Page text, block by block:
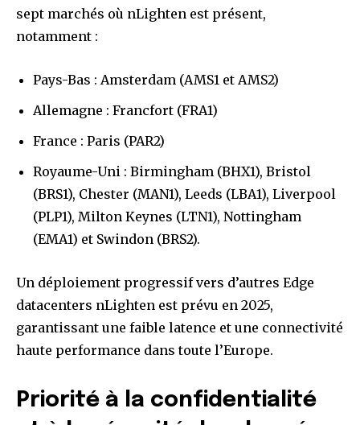
sept marchés où nLighten est présent,
notamment :
Pays-Bas : Amsterdam (AMS1 et AMS2)
Allemagne : Francfort (FRA1)
France : Paris (PAR2)
Royaume-Uni : Birmingham (BHX1), Bristol
(BRS1), Chester (MAN1), Leeds (LBA1), Liverpool
(PLP1), Milton Keynes (LTN1), Nottingham
(EMA1) et Swindon (BRS2).
Un déploiement progressif vers d’autres Edge
datacenters nLighten est prévu en 2025,
garantissant une faible latence et une connectivité
haute performance dans toute l’Europe.
Priorité à la confidentialité